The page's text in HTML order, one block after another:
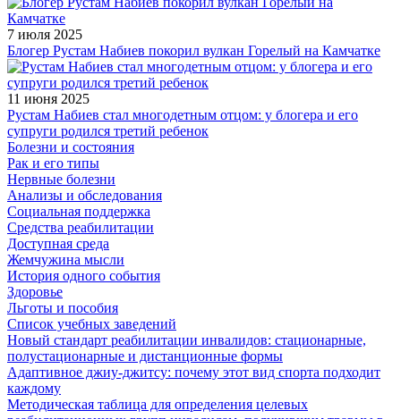
7 июля 2025
Блогер Рустам Набиев покорил вулкан Горелый на Камчатке
11 июня 2025
Рустам Набиев стал многодетным отцом: у блогера и его
супруги родился третий ребенок
Болезни и состояния
Рак и его типы
Нервные болезни
Анализы и обследования
Социальная поддержка
Средства реабилитации
Доступная среда
Жемчужина мысли
История одного события
Здоровье
Льготы и пособия
Список учебных заведений
Новый стандарт реабилитации инвалидов: стационарные,
полустационарные и дистанционные формы
Адаптивное джиу-джитсу: почему этот вид спорта подходит
каждому
Методическая таблица для определения целевых